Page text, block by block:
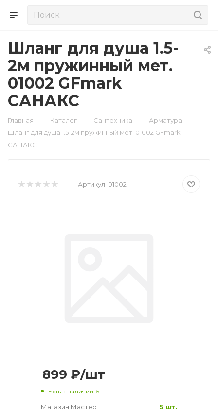
Шланг для душа 1.5-
2м пружинный мет.
01002 GFmark
САНАКС
Главная — Каталог — Сантехника — Арматура —
Шланг для душа 1.5-2м пружинный мет. 01002 GFmark
САНАКС
Артикул: 01002
899 ₽/шт
Есть в наличии: 5
Магазин Мастер 5 шт.